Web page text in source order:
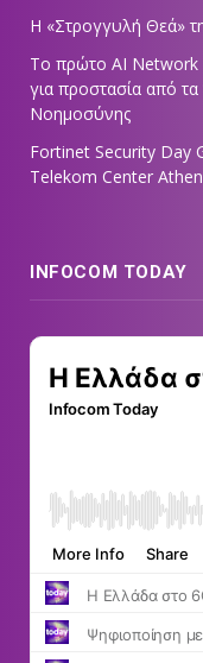
Η «Στρογγυλή Θεά»
Tο πρώτο AI Network
για προστασία από τα
Νοημοσύνης
Fortinet Security Day
Telekom Center
INFOCOM TODAY